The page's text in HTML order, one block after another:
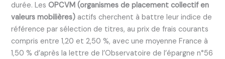
durée. Les OPCVM (organismes de placement collectif en
valeurs mobilières) actifs cherchent à battre leur indice de
référence par sélection de titres, au prix de frais courants
compris entre 1,20 et 2,50 %, avec une moyenne France à
1,50 % d’après la lettre de l’Observatoire de l’épargne n°56